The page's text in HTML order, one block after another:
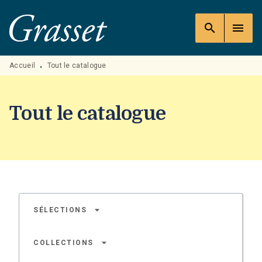
MENU RECHERCHE
PIED DE PAGE
search menu
Accueil • Tout le catalogue
Tout le catalogue
SÉLECTIONS arrow_drop_down
COLLECTIONS arrow_drop_down